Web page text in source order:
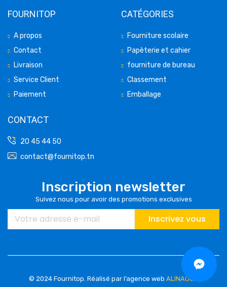
FOURNITOP
A propos
Contact
Livraison
Service Client
Paiement
CATÉGORIES
Fourniture scolaire
Papèterie et cahier
fourniture de bureau
Classement
Emballage
CONTACT
20 45 44 50
contact@fournitop.tn
Inscription newsletter
Suivez nous pour avoir des promotions exclusives
Inscrivez vous
© 2024 Fournitop. Réalisé par l’agence web ALINAOUS